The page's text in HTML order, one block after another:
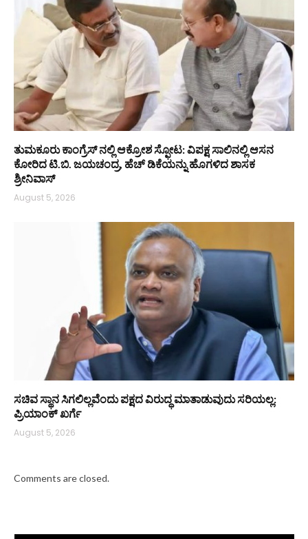
ತುಮಕೂರು ಕಾಂಗ್ರೆಸ್ ನಲ್ಲಿ ಆಕ್ರೋಶ ಸ್ಫೋಟ: ವಿಪಕ್ಷ ಸಾಲಿನಲ್ಲಿ ಆಸನ
ಕೋರಿದ ಟಿ.ಬಿ. ಜಯಚಂದ್ರ, ಹೆಚ್ ಡಿಕೆಯನ್ನು ಹೊಗಳಿದ ಶಾಸಕ
ಶ್ರೀನಿವಾಸ್
August 5, 2026
ಸಚಿವ ಸ್ಥಾನ ಸಿಗಲಿಲ್ಲವೆಂದು ಪಕ್ಷದ ವಿರುದ್ಧ ಮಾತಾಡುವುದು ಸರಿಯಲ್ಲ:
ಪ್ರಿಯಾಂಕ್ ಖರ್ಗೆ
August 5, 2026
Comments are closed.